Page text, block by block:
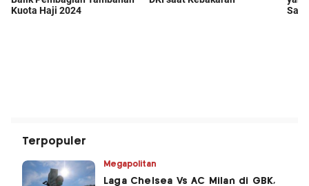
Terpopuler
Megapolitan
Laga Chelsea Vs AC Milan di GBK,